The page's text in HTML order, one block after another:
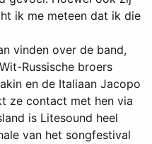
ik me meteen dat ik die
vinden over de band,
Russische broers
en de Italiaan Jacopo
ze contact met hen via
is Litesound heel
van het songfestival